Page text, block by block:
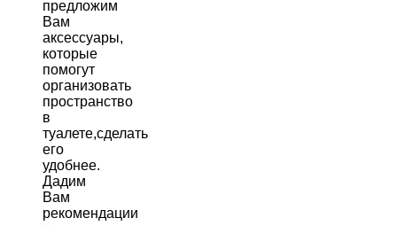
предложим
Вам
аксессуары,
которые
помогут
организовать
пространство
в
туалете,сделать
его
удобнее.
Дадим
Вам
рекомендации